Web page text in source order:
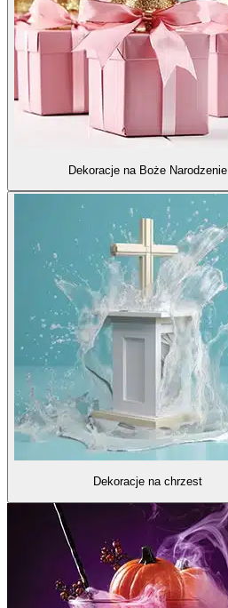
Dekoracje na Boże Narodzenie
Dekoracje na chrzest